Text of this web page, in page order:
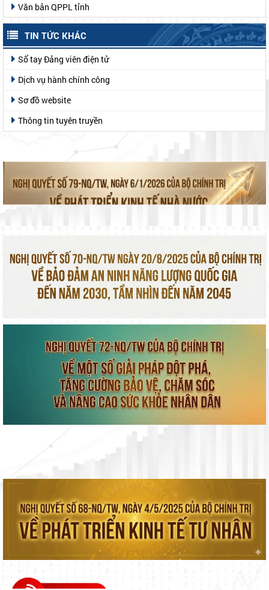
Văn bản QPPL tỉnh
TIN TỨC KHÁC
Sổ tay Đảng viên điện tử
Dịch vụ hành chính công
Sơ đồ website
Thông tin tuyên truyền